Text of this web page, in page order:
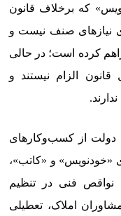
که برخلاف قانون
نیازهای صنف نیست و
کرده است؛ در حالی
۳ تیر ۱۴۰۳ مشمول قانون الزام نیستند و
دولت از کسب‌وکارهای
«خودنویس» و «کاتب»،
نواقص فنی در تنظیم
املاک، تعطیلی